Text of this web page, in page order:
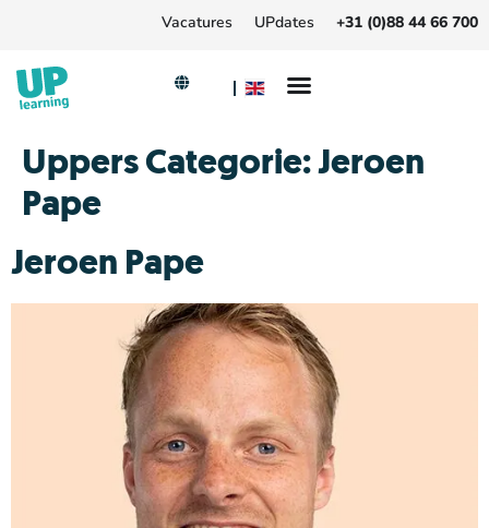
Vacatures UPdates +31 (0)88 44 66 700
Uppers Categorie:Jeroen
Pape
Jeroen Pape